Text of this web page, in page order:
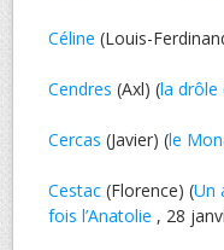
Céline (Louis-
Cendres (Axl) (la drôle
Cercas (Javier) (le
Cestac (Florence) (Un
fois l’Anatolie , 28